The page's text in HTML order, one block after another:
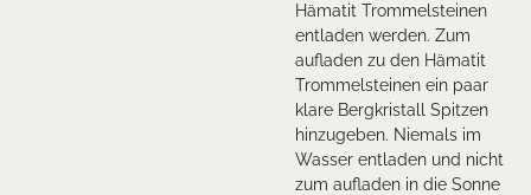
Hämatit Trommelsteinen
entladen werden. Zum
aufladen zu den Hämatit
Trommelsteinen ein paar
klare Bergkristall Spitzen
hinzugeben. Niemals im
Wasser entladen und nicht
zum aufladen in die Sonne